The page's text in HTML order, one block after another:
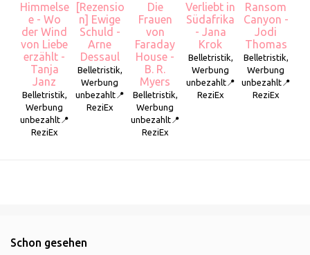
Himmelse
e - Wo
der Wind
von Liebe
erzählt -
Tanja
Janz
Belletristik,
Werbung
unbezahlt📍
ReziEx
[Rezensio
n] Ewige
Schuld -
Arne
Dessaul
Belletristik,
Werbung
unbezahlt📍
ReziEx
Die
Frauen
von
Faraday
House -
B. R.
Myers
Belletristik,
Werbung
unbezahlt📍
ReziEx
Verliebt in
Südafrika
- Jana
Krok
Belletristik,
Werbung
unbezahlt📍
ReziEx
Ransom
Canyon -
Jodi
Thomas
Belletristik,
Werbung
unbezahlt📍
ReziEx
Schon gesehen